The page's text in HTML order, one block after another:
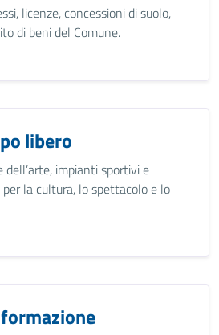
licenze, concessioni di suolo,
di beni del Comune.
libero
impianti sportivi e
la cultura, lo spettacolo e lo